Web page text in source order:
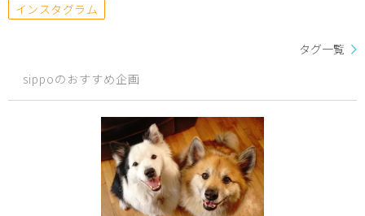
インスタグラム
タグ一覧
sippoのおすすめ企画